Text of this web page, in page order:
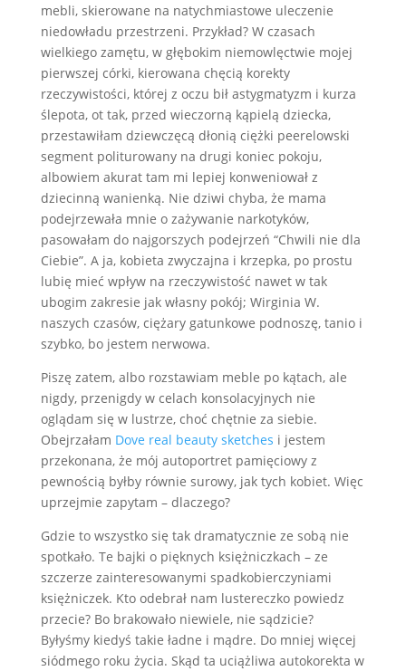
mebli, skierowane na natychmiastowe uleczenie
niedowładu przestrzeni. Przykład? W czasach
wielkiego zamętu, w głębokim niemowlęctwie mojej
pierwszej córki, kierowana chęcią korekty
rzeczywistości, której z oczu bił astygmatyzm i kurza
ślepota, ot tak, przed wieczorną kąpielą dziecka,
przestawiłam dziewczęcą dłonią ciężki peerelowski
segment politurowany na drugi koniec pokoju,
albowiem akurat tam mi lepiej konweniował z
dziecinną wanienką. Nie dziwi chyba, że mama
podejrzewała mnie o zażywanie narkotyków,
pasowałam do najgorszych podejrzeń “Chwili nie dla
Ciebie”. A ja, kobieta zwyczajna i krzepka, po prostu
lubię mieć wpływ na rzeczywistość nawet w tak
ubogim zakresie jak własny pokój; Wirginia W.
naszych czasów, ciężary gatunkowe podnoszę, tanio i
szybko, bo jestem nerwowa.
Piszę zatem, albo rozstawiam meble po kątach, ale
nigdy, przenigdy w celach konsolacyjnych nie
oglądam się w lustrze, choć chętnie za siebie.
Obejrzałam Dove real beauty sketches i jestem
przekonana, że mój autoportret pamięciowy z
pewnością byłby równie surowy, jak tych kobiet. Więc
uprzejmie zapytam – dlaczego?
Gdzie to wszystko się tak dramatycznie ze sobą nie
spotkało. Te bajki o pięknych księżniczkach – ze
szczerze zainteresowanymi spadkobierczyniami
księżniczek. Kto odebrał nam lustereczko powiedz
przecie? Bo brakowało niewiele, nie sądzicie?
Byłyśmy kiedyś takie ładne i mądre. Do mniej więcej
siódmego roku życia. Skąd ta uciążliwa autokorekta w